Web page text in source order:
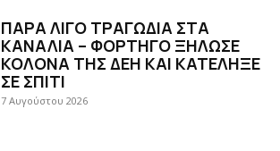
ΠΑΡΑ ΛΙΓΟ ΤΡΑΓΩΔΙΑ ΣΤΑ
ΚΑΝΑΛΙΑ – ΦΟΡΤΗΓΟ ΞΗΛΩΣΕ
ΚΟΛΟΝΑ ΤΗΣ ΔΕΗ ΚΑΙ ΚΑΤΕΛΗΞΕ
ΣΕ ΣΠΙΤΙ
7 Αυγούστου 2026